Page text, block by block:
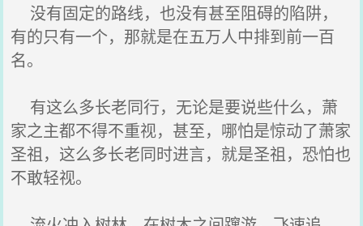
没有固定的路线，也没有甚至阻碍的陷阱，
有的只有一个，那就是在五万人中排到前一百
名。
有这么多长老同行，无论是要说些什么，萧
家之主都不得不重视，甚至，哪怕是惊动了萧家
圣祖，这么多长老同时进言，就是圣祖，恐怕也
不敢轻视。